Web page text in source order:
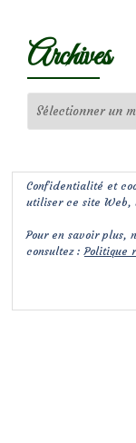
Archives
Confidentialité et
utiliser ce site Web,
Pour en savoir plus,
consultez :Politique